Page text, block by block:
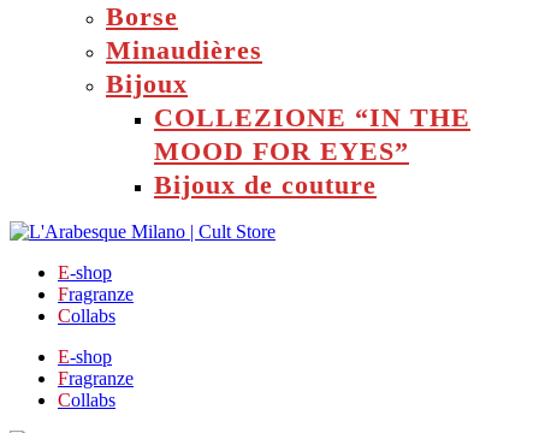
Borse
Minaudières
Bijoux
COLLEZIONE “IN THE
MOOD FOR EYES”
Bijoux de couture
E-shop
Fragranze
Collabs
E-shop
Fragranze
Collabs